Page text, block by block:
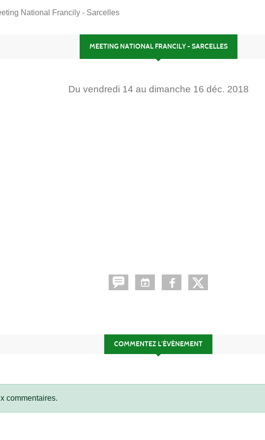
National Francily - Sarcelles
MEETING NATIONAL FRANCILY - SARCELLES
Du vendredi 14 au dimanche 16 déc. 2018
COMMENTEZ L’ÉVÈNEMENT
commentaires.